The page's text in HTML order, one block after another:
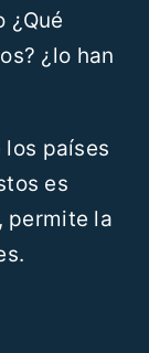
¿Qué
¿lo han
países
es
permite la